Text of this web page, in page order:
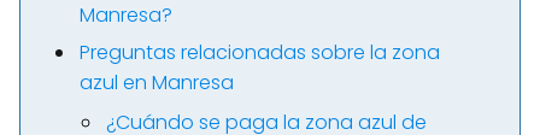
Manresa?
Preguntas relacionadas sobre la zona
azul en Manresa
¿Cuándo se paga la zona azul de